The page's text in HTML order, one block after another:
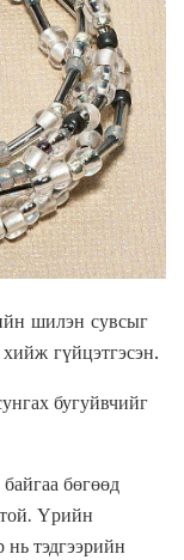
шилэн сувсыг
гүйцэтгэсэн.
бугуйвчийг
бөгөөд
Үрийн
тэдгээрийн